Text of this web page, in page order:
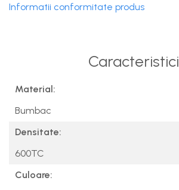
Informatii conformitate produs
Caracteristici
Material:
Bumbac
Densitate:
600TC
Culoare: